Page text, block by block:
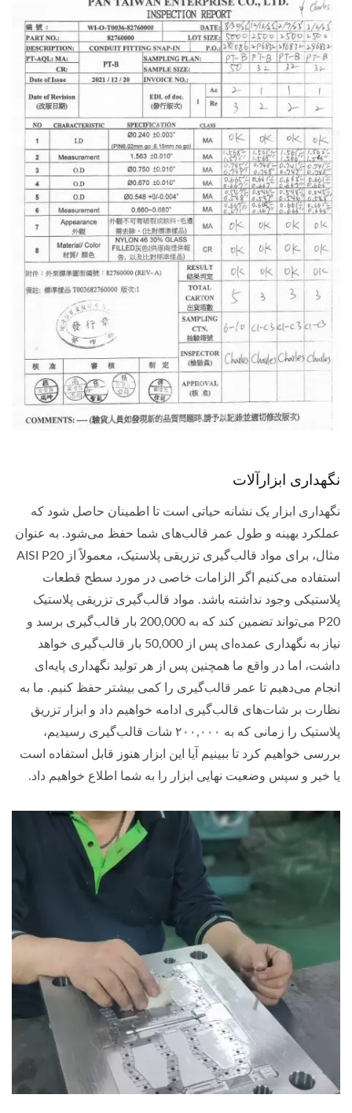
نگهداری ابزارآلات
نگهداری ابزار یک نشانه حیاتی است تا اطمینان حاصل شود که
عملکرد بهینه و طول عمر قالب‌های شما حفظ می‌شود. به عنوان
مثال، برای مواد قالب‌گیری تزریقی پلاستیک، معمولاً از AISI P20
استفاده می‌کنیم اگر الزامات خاصی در مورد سطح قطعات
پلاستیکی وجود نداشته باشد. مواد قالب‌گیری تزریقی پلاستیک
P20 می‌تواند تضمین کند که به 200,000 بار قالب‌گیری برسد و
نیاز به نگهداری عمده‌ای پس از 50,000 بار قالب‌گیری خواهد
داشت، اما در واقع ما همچنین پس از هر تولید نگهداری پایه‌ای
انجام می‌دهیم تا عمر قالب‌گیری را کمی بیشتر حفظ کنیم. ما به
نظارت بر شات‌های قالب‌گیری ادامه خواهیم داد و ابزار تزریق
پلاستیک را زمانی که به ۲۰۰,۰۰۰ شات قالب‌گیری رسیدیم،
بررسی خواهیم کرد تا ببینیم آیا این ابزار هنوز قابل استفاده است
یا خیر و سپس وضعیت نهایی ابزار را به شما اطلاع خواهیم داد.